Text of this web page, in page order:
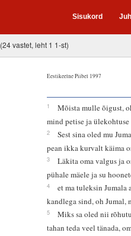
Sisukord
(24 vastet, leht 1 1-st)
Eestikeelne Piibel 1997
1
Mõista mulle õigust,
mind petise ja ülekohtuse
2
Sest sina oled mu
pean ikka kurvalt käima
3
Läkita oma valgus ja
pühale mäele ja su
4
et ma tuleksin Jumala
kandlega sind, oh Jumal,
5
Miks sa oled nii
tahan teda veel tänada,